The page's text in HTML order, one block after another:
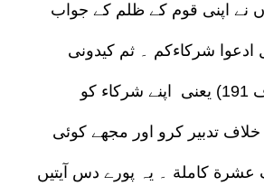
نے اپنی قوم کے ظلم کے جواب
ادعوا شرکاءکم ۔ ثم کیدونی
فلاتنظرون ( اعراف 191) یعنی اپنے شرکاء کو
خلاف تدبیر کرو اور مجھے کوئی
کاملة ۔ یہ پورے دس آیتیں